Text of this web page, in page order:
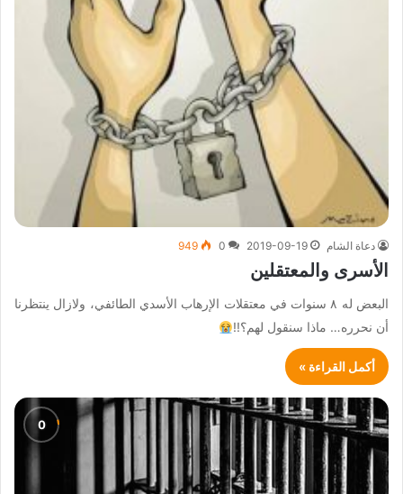
دعاة الشام 2019-09-19
0
949
الأسرى والمعتقلين
البعض له ٨ سنوات في معتقلات الإرهاب الأسدي الطائفي، ولازال ينتظرنا
أن نحرره… ماذا سنقول لهم؟!!
أكمل القراءة »